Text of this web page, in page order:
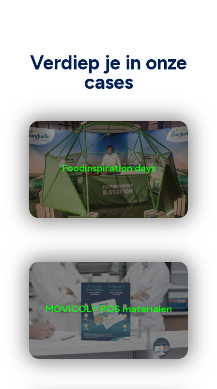
Verdiep je in onze
cases
Foodinspiration days
MOVICOL® POS materialen